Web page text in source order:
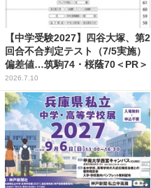
【中学受験2027】四谷大塚、第2
回合不合判定テスト（7/5実施）
偏差値…筑駒74・桜蔭70＜PR＞
2026.7.10